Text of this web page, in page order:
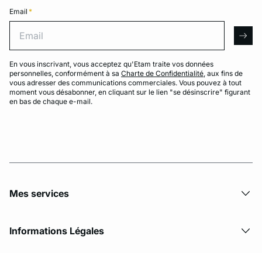
Email *
En vous inscrivant, vous acceptez qu'Etam traite vos données
personnelles, conformément à sa Charte de Confidentialité, aux fins de
vous adresser des communications commerciales. Vous pouvez à tout
moment vous désabonner, en cliquant sur le lien "se désinscrire" figurant
en bas de chaque e-mail.
Mes services
Informations Légales